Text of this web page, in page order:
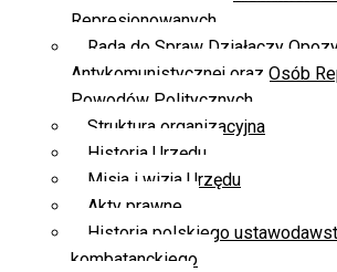
Represjonowanych
Rada do Spraw Działaczy
Antykomunistycznej oraz Osób
Powodów Politycznych
Struktura organizacyjna
Historia Urzędu
Misja i wizja Urzędu
Akty prawne
Historia polskiego
kombatanckiego